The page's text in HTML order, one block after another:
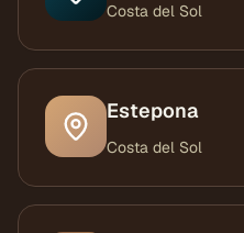
Costa del Sol
Estepona
Costa del Sol